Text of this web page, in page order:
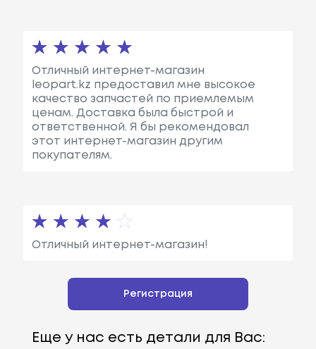
Отличный интернет-магазин
leopart.kz предоставил мне высокое
качество запчастей по приемлемым
ценам. Доставка была быстрой и
ответственной. Я бы рекомендовал
этот интернет-магазин другим
покупателям.
Отличный интернет-магазин!
Регистрация
Еще у нас есть детали для Вас: